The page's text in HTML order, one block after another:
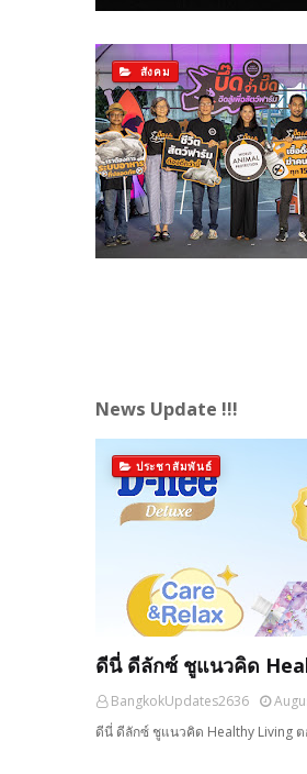
สังคม
News Update !!!
ประชาสัมพันธ์
ดีนี่ ดีลักซ์ ชูแนวคิด
BangkokUpdates2636
ดีนี่ ดีลักซ์ ชูแนวคิด Healthy Living